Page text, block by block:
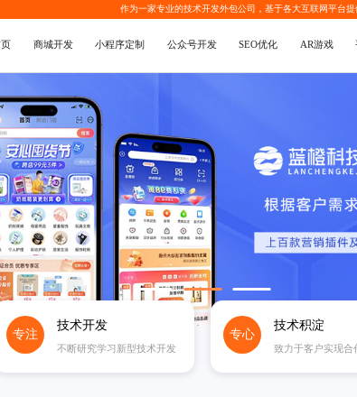
作为一家专业的技术开发外包公司 ，基于各大互联网平台
商城开发 小程序定制 公众号开发 SEO优化 AR游戏
专注
技术开发
不断研究学习新型技术开发
专心
技术积淀
致力于客户实现合